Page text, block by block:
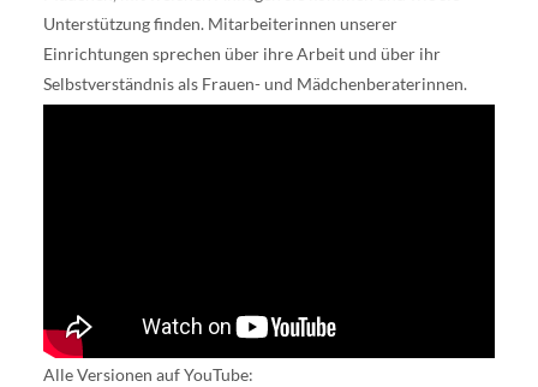
Unterstützung finden. Mitarbeiterinnen unserer
Einrichtungen sprechen über ihre Arbeit und über ihr
Selbstverständnis als Frauen- und Mädchenberaterinnen.
Alle Versionen auf YouTube: